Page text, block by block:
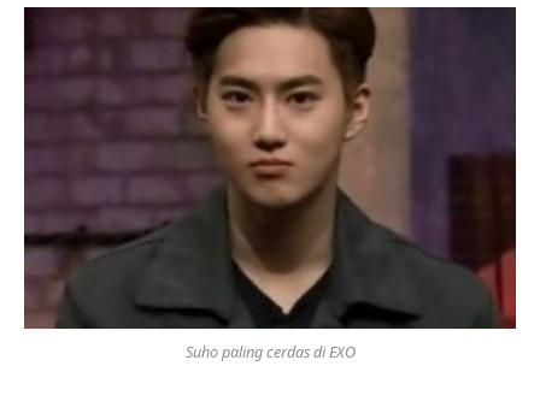
Suho paling cerdas di EXO